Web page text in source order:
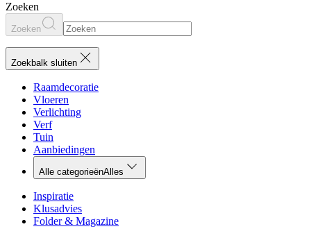
Zoeken
Zoeken
Zoekbalk sluiten
Raamdecoratie
Vloeren
Verlichting
Verf
Tuin
Aanbiedingen
Alle categorieënAlles
Inspiratie
Klusadvies
Folder & Magazine